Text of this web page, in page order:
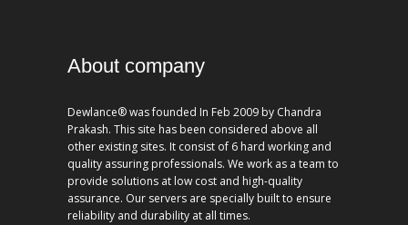
About company
Dewlance® was founded In Feb 2009 by Chandra
Prakash. This site has been considered above all
other existing sites. It consist of 6 hard working and
quality assuring professionals. We work as a team to
provide solutions at low cost and high-quality
assurance. Our servers are specially built to ensure
reliability and durability at all times.